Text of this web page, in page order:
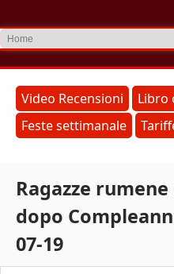
a
T
m
s
o
a
Video Recensioni Libro
Feste settimanale
Ragazze
dopo
07-19